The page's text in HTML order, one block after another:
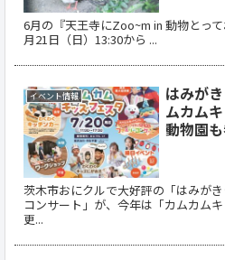
6月の『天王寺にZoo~m in 動物とっ
月21日（日）13:30から ...
イベント情報
はみが
ムカム
動物園
茨木市おにクルで大好評の「はみが
コンサート」が、今年は「カムカム
更...